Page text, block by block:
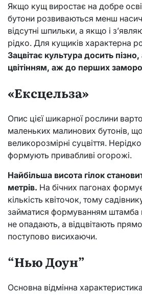
Якщо кущ виростає на добре
бутони розвиваються менш
відсутні шпильки, а якщо і
рідко. Для кущиків характерна
Зацвітає культура досить
цвітінням, аж до перших
«Ексцельза»
Опис цієї шикарної рослини
маленьких малинових бутонів,
великорозмірні суцвіття.
формують привабливі огорожі.
Найбільша висота гілок
метрів. На бічних пагонах
кількість квіточок, тому
займатися формуванням штамба
не опадають, а відцвітають
поступово висихаючи.
“Нью Доун”
Основна відмінна